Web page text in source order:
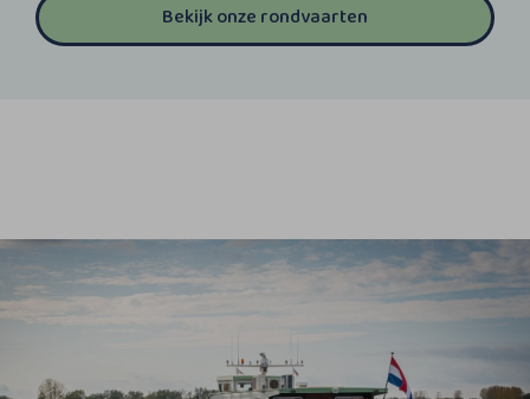
Bekijk onze rondvaarten